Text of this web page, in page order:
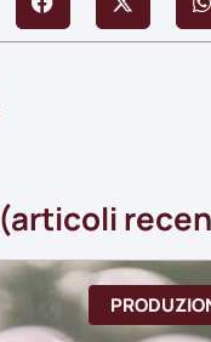
(articoli